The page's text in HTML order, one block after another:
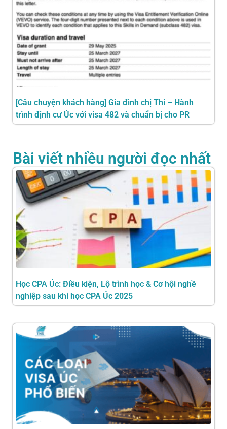
[Câu chuyện khách hàng] Gia đình chị Thi – Hành
trình định cư Úc với visa 482 và chuẩn bị cho PR
Bài viết nhiều người đọc nhất
Học CPA Úc: Điều kiện, Lộ trình học & Cơ hội nghề
nghiệp sau khi học CPA Úc 2025